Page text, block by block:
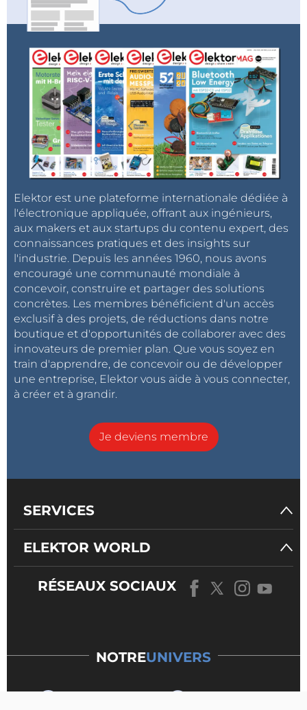
Elektor est une plateforme internationale dédiée à
l'électronique appliquée, offrant aux ingénieurs,
aux makers et aux startups du contenu expert, des
connaissances pratiques et des insights sur
l'industrie. Depuis les années 1960, nous avons
encouragé une communauté mondiale à
concevoir, construire et partager des solutions
concrètes. Les membres bénéficient d'un accès
exclusif à des projets, de réductions dans notre
boutique et d'opportunités de collaborer avec des
innovateurs de premier plan. Que vous soyez en
train d'apprendre, de concevoir ou de développer
une entreprise, Elektor vous aide à vous connecter,
à créer et à grandir.
Je deviens membre
SERVICES
ELEKTOR WORLD
RÉSEAUX SOCIAUX
NOTREUNIVERS